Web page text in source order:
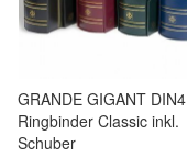
GRANDE GIGANT DIN4
Ringbinder Classic inkl.
Schuber